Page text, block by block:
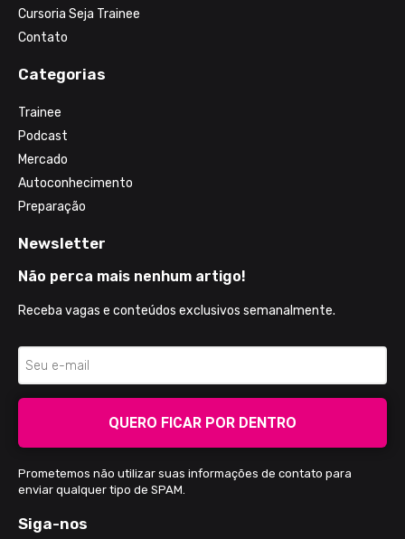
Cursoria Seja Trainee
Contato
Categorias
Trainee
Podcast
Mercado
Autoconhecimento
Preparação
Newsletter
Não perca mais nenhum artigo!
Receba vagas e conteúdos exclusivos semanalmente.
QUERO FICAR POR DENTRO
Prometemos não utilizar suas informações de contato para
enviar qualquer tipo de SPAM.
Siga-nos